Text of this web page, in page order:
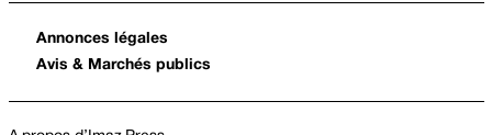
Annonces légales
Avis & Marchés publics